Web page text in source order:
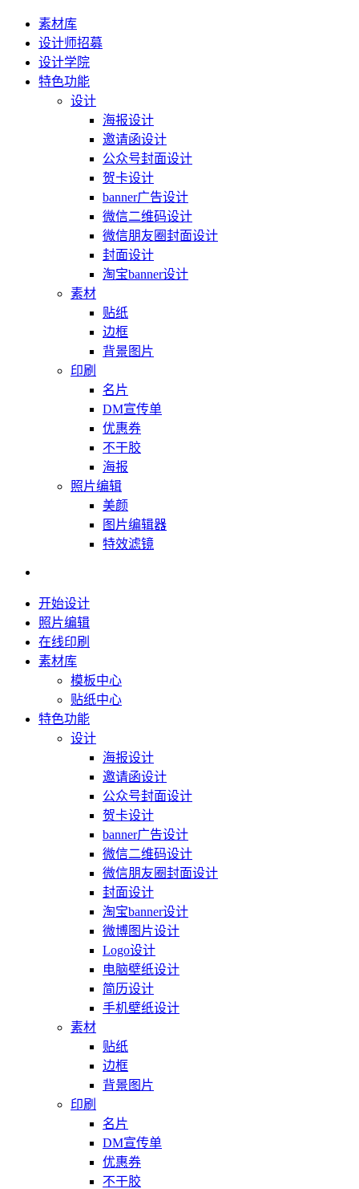
素材库
设计师招募
设计学院
特色功能
设计
海报设计
邀请函设计
公众号封面设计
贺卡设计
banner广告设计
微信二维码设计
微信朋友圈封面设计
封面设计
淘宝banner设计
素材
贴纸
边框
背景图片
印刷
名片
DM宣传单
优惠券
不干胶
海报
照片编辑
美颜
图片编辑器
特效滤镜
开始设计
照片编辑
在线印刷
素材库
模板中心
贴纸中心
特色功能
设计
海报设计
邀请函设计
公众号封面设计
贺卡设计
banner广告设计
微信二维码设计
微信朋友圈封面设计
封面设计
淘宝banner设计
微博图片设计
Logo设计
电脑壁纸设计
简历设计
手机壁纸设计
素材
贴纸
边框
背景图片
印刷
名片
DM宣传单
优惠券
不干胶